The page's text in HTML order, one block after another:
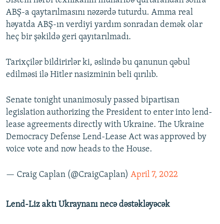
ABŞ-a qaytarılmasını nəzərdə tuturdu. Amma real
həyatda ABŞ-ın verdiyi yardım sonradan demək olar
heç bir şəkildə geri qayıtarılmadı.
Tarixçilər bildirirlər ki, əslində bu qanunun qəbul
edilməsi ilə Hitler nasizminin beli qırılıb.
Senate tonight unanimosuly passed bipartisan
legislation authorizing the President to enter into lend-
lease agreements directly with Ukraine. The Ukraine
Democracy Defense Lend-Lease Act was approved by
voice vote and now heads to the House.
— Craig Caplan (@CraigCaplan) April 7, 2022
Lend-Liz aktı Ukraynanı necə dəstəkləyəcək